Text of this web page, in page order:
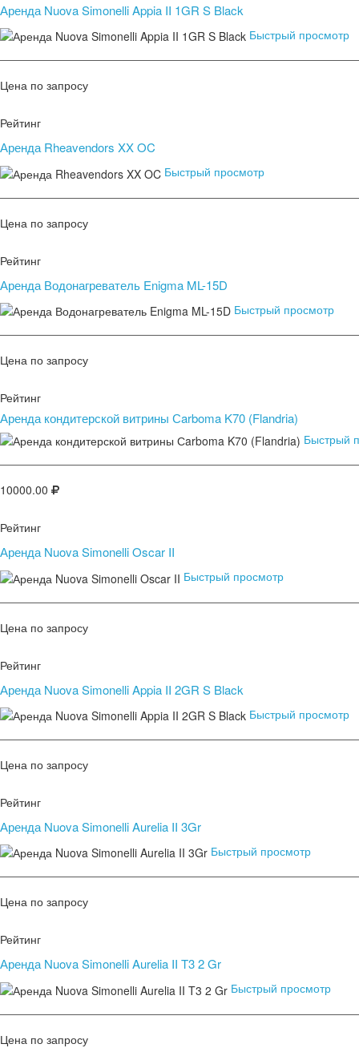
Аренда Nuova Simonelli Appia II 1GR S Black
Быстрый просмотр
Цена по запросу
Рейтинг
Аренда Rheavendors XX OC
Быстрый просмотр
Цена по запросу
Рейтинг
Аренда Водонагреватель Enigma ML-15D
Быстрый просмотр
Цена по запросу
Рейтинг
Аренда кондитерской витрины Сarboma K70 (Flandria)
Быстрый
10000.00
Рейтинг
Аренда Nuova Simonelli Oscar II
Быстрый просмотр
Цена по запросу
Рейтинг
Аренда Nuova Simonelli Appia II 2GR S Black
Быстрый просмотр
Цена по запросу
Рейтинг
Аренда Nuova Simonelli Aurelia II 3Gr
Быстрый просмотр
Цена по запросу
Рейтинг
Аренда Nuova Simonelli Aurelia II T3 2 Gr
Быстрый просмотр
Цена по запросу